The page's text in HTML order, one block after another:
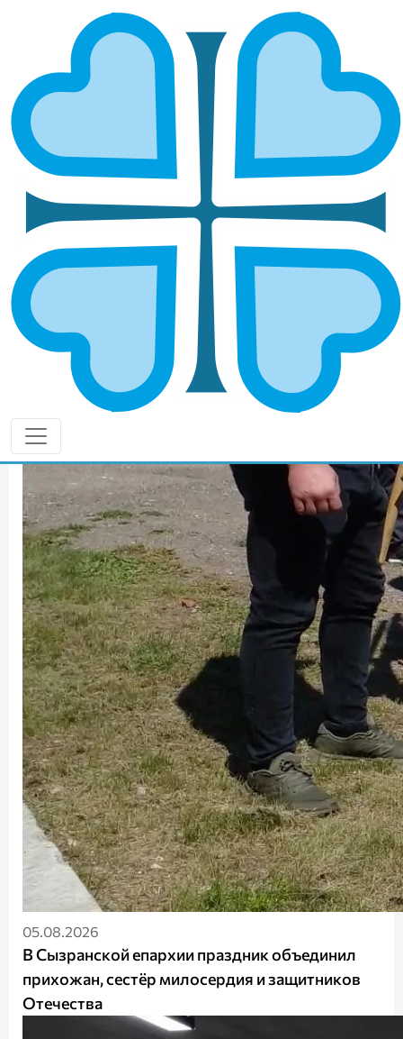
НОВОСТИ
05.08.2026
В Сызранской епархии праздник объединил
прихожан, сестёр милосердия и защитников
Отечества